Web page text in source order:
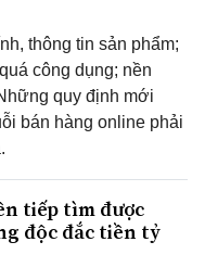
thông tin sản phẩm;
công dụng; nền
quy định mới
bán hàng online phải
tiếp tìm được
độc đắc tiền tỷ